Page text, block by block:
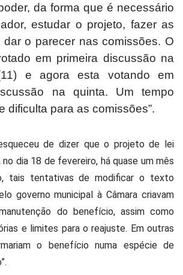
da forma que é necessário
estudar o projeto, fazer as
dar o parecer nas comissões. O
em primeira discussão na
e agora esta votando em
na quinta. Um tempo
dificulta para as comissões”.
de dizer que o projeto de lei
no dia 18 de fevereiro, há quase um mês
tais tentativas de modificar o texto
governo municipal à Câmara criavam
do benefício, assim como
e limites para o reajuste. Em outras
o benefício numa espécie de